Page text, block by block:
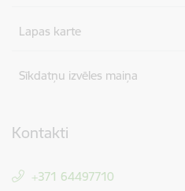
Lapas karte
Sīkdatņu izvēles maiņa
Kontakti
+371 64497710